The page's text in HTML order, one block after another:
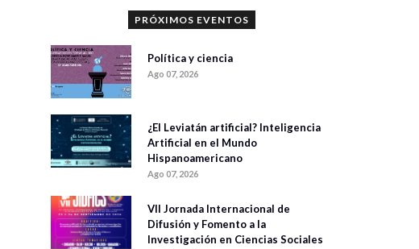
PRÓXIMOS EVENTOS
Política y ciencia
Ago 07, 2026
¿El Leviatán artificial? Inteligencia
Artificial en el Mundo
Hispanoamericano
Ago 07, 2026
VII Jornada Internacional de
Difusión y Fomento a la
Investigación en Ciencias Sociales